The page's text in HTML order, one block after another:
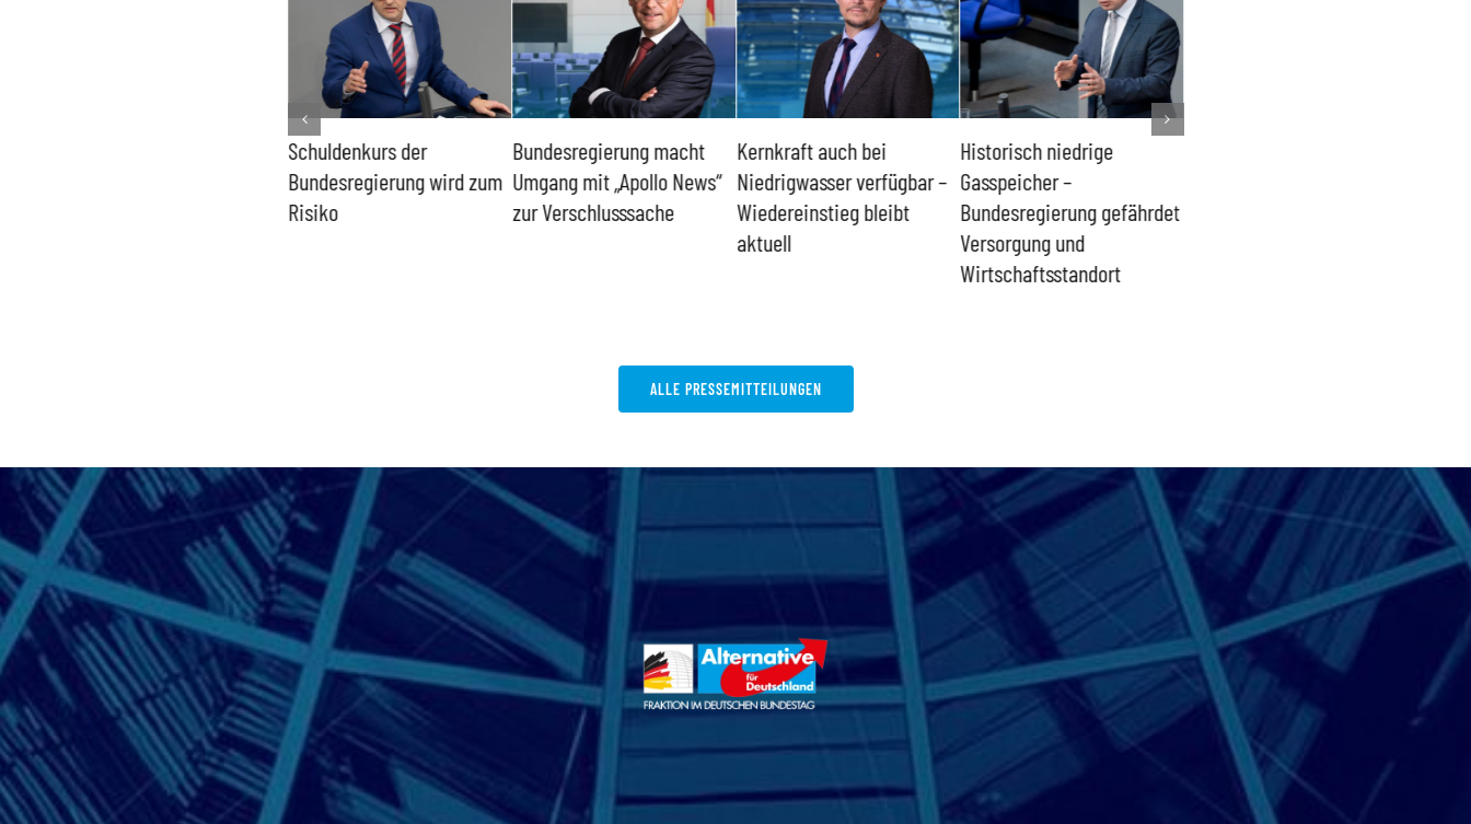
Schuldenkurs der
Bundesregierung wird zum
Risiko
Bundesregierung macht
Umgang mit „Apollo News“
zur Verschlusssache
Kernkraft auch bei
Niedrigwasser verfügbar –
Wiedereinstieg bleibt
aktuell
Historisch niedrige
Gasspeicher –
Bundesregierung gefährdet
Versorgung und
Wirtschaftsstandort
ALLE PRESSEMITTEILUNGEN